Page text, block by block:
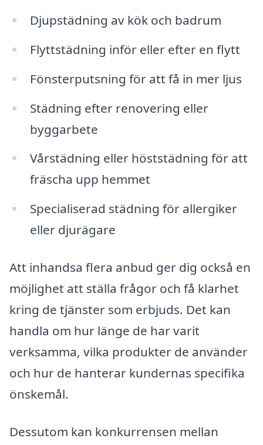
Djupstädning av kök och badrum
Flyttstädning inför eller efter en flytt
Fönsterputsning för att få in mer ljus
Städning efter renovering eller
byggarbete
Vårstädning eller höststädning för att
fräscha upp hemmet
Specialiserad städning för allergiker
eller djurägare
Att inhandsa flera anbud ger dig också en
möjlighet att ställa frågor och få klarhet
kring de tjänster som erbjuds. Det kan
handla om hur länge de har varit
verksamma, vilka produkter de använder
och hur de hanterar kundernas specifika
önskemål.
Dessutom kan konkurrensen mellan